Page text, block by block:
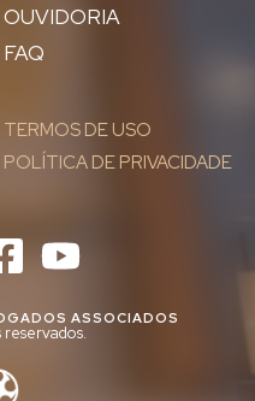
OUVIDORIA
FAQ
TERMOS DE USO
POLÍTICA DE PRIVACIDADE
ASSOCIADOS
reservados.